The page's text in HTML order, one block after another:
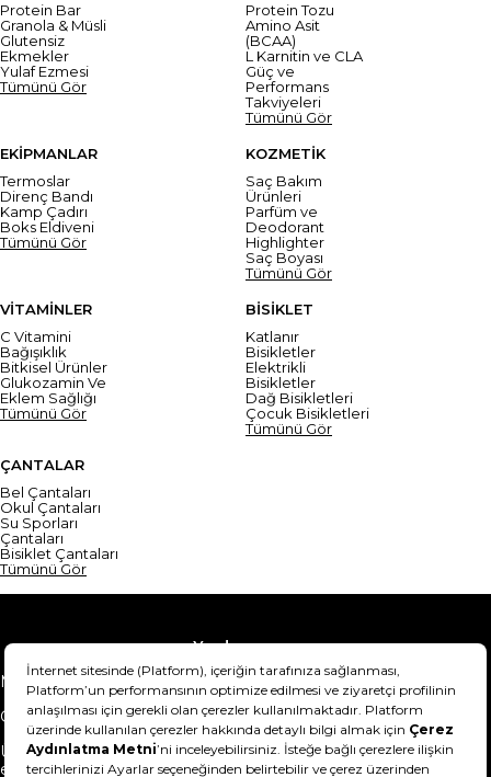
Protein Bar
Granola & Müsli
Glutensiz
Ekmekler
Yulaf Ezmesi
Tümünü Gör
Protein Tozu
Amino Asit
(BCAA)
L Karnitin ve CLA
Güç ve
Performans
Takviyeleri
Tümünü Gör
EKİPMANLAR
Termoslar
Direnç Bandı
Kamp Çadırı
Boks Eldiveni
Tümünü Gör
KOZMETİK
Saç Bakım
Ürünleri
Parfüm ve
Deodorant
Highlighter
Saç Boyası
Tümünü Gör
VİTAMİNLER
C Vitamini
Bağışıklık
Bitkisel Ürünler
Glukozamin Ve
Eklem Sağlığı
Tümünü Gör
BİSİKLET
Katlanır
Bisikletler
Elektrikli
Bisikletler
Dağ Bisikletleri
Çocuk Bisikletleri
Tümünü Gör
ÇANTALAR
Bel Çantaları
Okul Çantaları
Su Sporları
Çantaları
Bisiklet Çantaları
Tümünü Gör
Yardım
Mesafeli Satış Sözleşmesi
Teslimat Bilgisi
Gizlilik Sözleşmesi
Şartlar & Koşullar
Ürünümü nasıl iade
edebilirim?
Hakkımızda